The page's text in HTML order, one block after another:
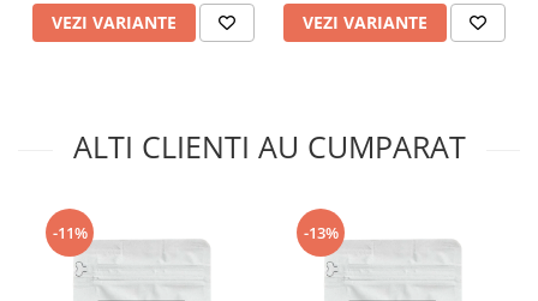
VEZI VARIANTE VEZI VARIANTE
ALTI CLIENTI AU CUMPARAT
-11% -13%